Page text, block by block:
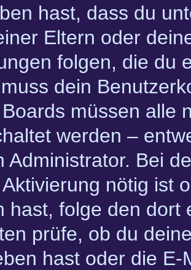
hast, dass du
Eltern oder
folgen, die du
dein
müssen alle
werden –
Administrator. Bei
nötig ist
hast, folge den dort
prüfe, ob du
hast oder die